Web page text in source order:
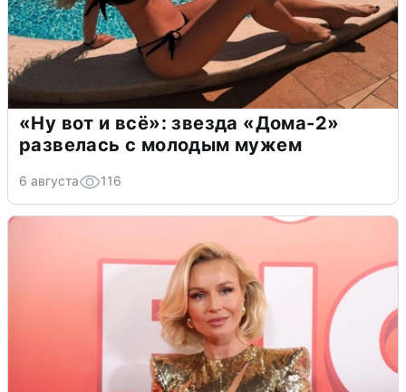
«Ну вот и всё»: звезда «Дома-2»
развелась с молодым мужем
6 августа 116